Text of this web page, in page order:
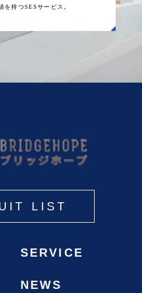
を持つSESサービス。
LIST
SERVICE
NEWS